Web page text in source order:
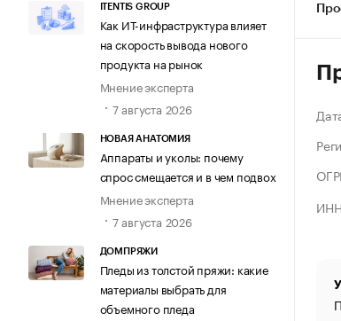
ITENTIS GROUP
Как ИТ-инфраструктура влияет
на скорость вывода нового
продукта на рынок
Мнение эксперта
7 августа 2026
НОВАЯ АНАТОМИЯ
Аппараты и уколы: почему
спрос смещается и в чем подвох
Мнение эксперта
7 августа 2026
ДОМПРЯЖИ
Пледы из толстой пряжи: какие
материалы выбрать для
объемного пледа
ИНН